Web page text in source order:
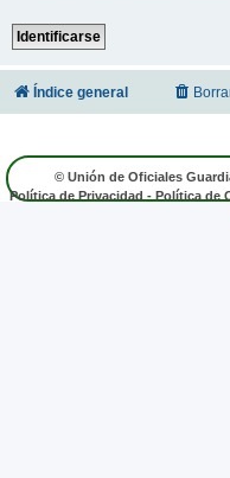
Índice general
© Unión de Oficiales
Política de Privacidad - Política de